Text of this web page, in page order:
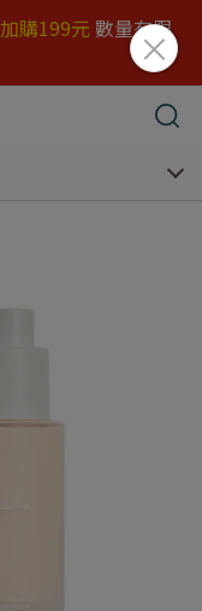
加購199元 數量有限